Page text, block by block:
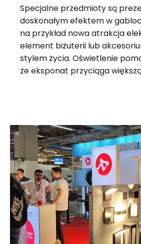
Specjalne przedmioty są
doskonałym efektem w
na przykład nowa atrakcja
element biżuterii lub
stylem życia. Oświetlenie
że eksponat przyciąga